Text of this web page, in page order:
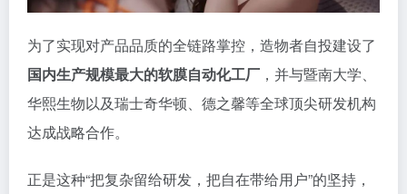
为了实现对产品品质的全链路掌控，造物者自投建设了
国内生产规模最大的软膜自动化工厂 ，并与暨南大学、
华熙生物以及瑞士奇华顿、德之馨等全球顶尖研发机构
达成战略合作。
正是这种“把复杂留给研发，把自在带给用户”的坚持，